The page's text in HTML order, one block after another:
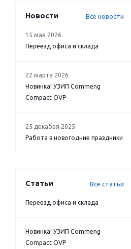
Новости Все новости
15 мая 2026
Переезд офиса и склада
22 марта 2026
Новинка! УЗИП Commeng
Compact OVP
25 декабря 2025
Работа в новогодние праздники
Статьи Все статьи
Переезд офиса и склада
Новинка! УЗИП Commeng
Compact OVP